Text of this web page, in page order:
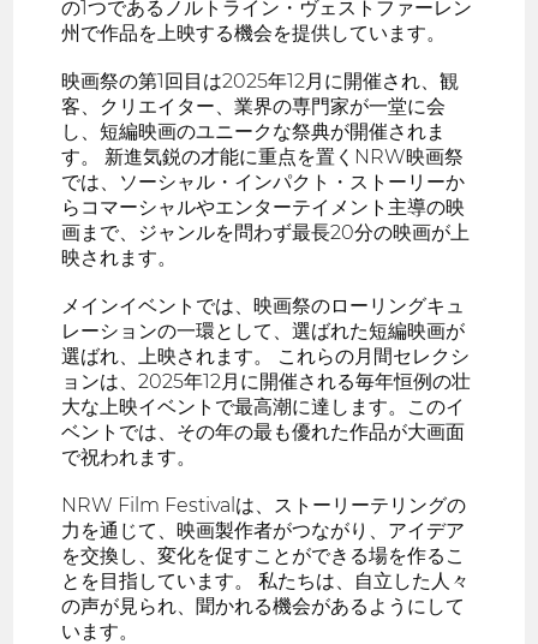
の1つであるノルトライン・ヴェストファーレン
州で作品を上映する機会を提供しています。
映画祭の第1回目は2025年12月に開催され、観
客、クリエイター、業界の専門家が一堂に会
し、短編映画のユニークな祭典が開催されま
す。 新進気鋭の才能に重点を置くNRW映画祭
では、ソーシャル・インパクト・ストーリーか
らコマーシャルやエンターテイメント主導の映
画まで、ジャンルを問わず最長20分の映画が上
映されます。
メインイベントでは、映画祭のローリングキュ
レーションの一環として、選ばれた短編映画が
選ばれ、上映されます。 これらの月間セレクシ
ョンは、2025年12月に開催される毎年恒例の壮
大な上映イベントで最高潮に達します。このイ
ベントでは、その年の最も優れた作品が大画面
で祝われます。
NRW Film Festivalは、ストーリーテリングの
力を通じて、映画製作者がつながり、アイデア
を交換し、変化を促すことができる場を作るこ
とを目指しています。 私たちは、自立した人々
の声が見られ、聞かれる機会があるようにして
います。